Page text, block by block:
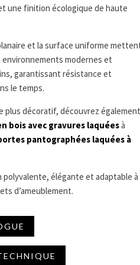
une finition écologique de haute
et la surface uniforme
environnements modernes et
garantissant résistance et
le temps.
plus décoratif, découvrez
bois avec gravures laquéesà
pantographées laquées à
polyvalente, élégante et adaptable à
d’ameublement.